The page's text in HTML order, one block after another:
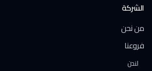
الشركة
من نحن
فروعنا
لندن